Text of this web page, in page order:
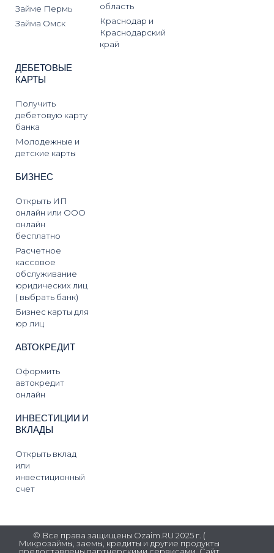
Займе Пермь
Займа Омск
область
Краснодар и
Краснодарский
край
ДЕБЕТОВЫЕ
КАРТЫ
Получить
дебетовую карту
банка
Молодежные и
детские карты
БИЗНЕС
Открыть ИП
онлайн или ООО
онлайн
бесплатно
Расчетное
кассовое
обслуживание
юридических лиц
( выбрать банк)
Бизнес карты для
юр лиц
АВТОКРЕДИТ
Оформить
автокредит
онлайн
ИНВЕСТИЦИИ И
ВКЛАДЫ
Открыть вклад
или
инвестиционный
счет
© Все права защищены Ozaim.RU 2025 г. (
Микрозаймы, заемы, кредиты и другие продукты
предоставлены партнерскими сервисами. Сайт